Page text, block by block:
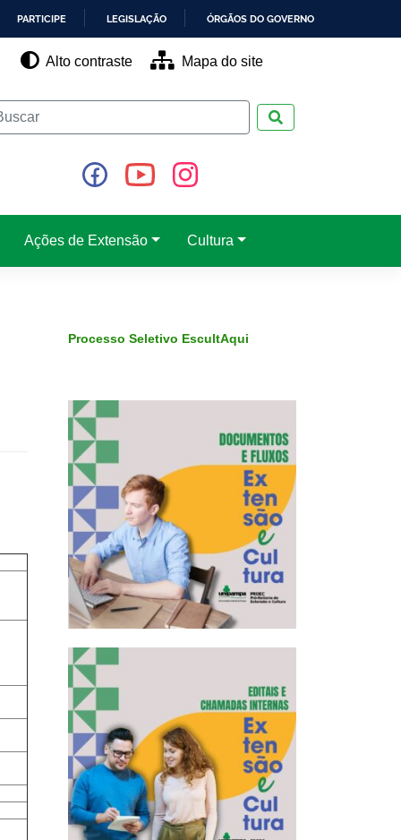
PARTICIPE LEGISLAÇÃO ÓRGÃOS DO GOVERNO
Alto contraste Mapa do site
Ações de Extensão Cultura
Processo Seletivo EscultAqui